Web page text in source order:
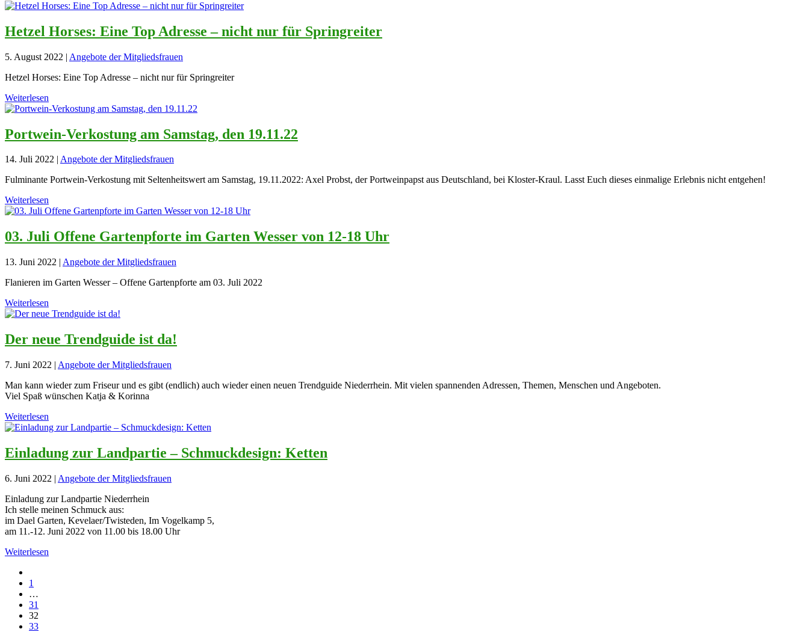
Hetzel Horses: Eine Top Adresse – nicht nur für Springreiter
5. August 2022 | Angebote der Mitgliedsfrauen
Hetzel Horses: Eine Top Adresse – nicht nur für Springreiter
Weiterlesen
Portwein-Verkostung am Samstag, den 19.11.22
14. Juli 2022 | Angebote der Mitgliedsfrauen
Fulminante Portwein-Verkostung mit Seltenheitswert am Samstag, 19.11.2022: Axel Probst, der Portweinpapst aus Deutschland, bei Kloster-Kraul. Lasst Euch dieses einmalige Erlebnis nicht entgehen!
Weiterlesen
03. Juli Offene Gartenpforte im Garten Wesser von 12-18 Uhr
13. Juni 2022 | Angebote der Mitgliedsfrauen
Flanieren im Garten Wesser – Offene Gartenpforte am 03. Juli 2022
Weiterlesen
Der neue Trendguide ist da!
7. Juni 2022 | Angebote der Mitgliedsfrauen
Man kann wieder zum Friseur und es gibt (endlich) auch wieder einen neuen Trendguide Niederrhein. Mit vielen spannenden Adressen, Themen, Menschen und Angeboten.
Viel Spaß wünschen Katja & Korinna
Weiterlesen
Einladung zur Landpartie – Schmuckdesign: Ketten
6. Juni 2022 | Angebote der Mitgliedsfrauen
Einladung zur Landpartie Niederrhein
Ich stelle meinen Schmuck aus:
im Dael Garten, Kevelaer/Twisteden, Im Vogelkamp 5,
am 11.-12. Juni 2022 von 11.00 bis 18.00 Uhr
Weiterlesen
1
…
31
32
33